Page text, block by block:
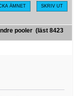
ÄMNET SKRIV UT
pooler (läst 8423